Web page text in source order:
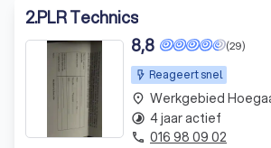
2.PLR Technics
Reageert snel
(29)
8,8
place Werkgebied
timelapse 4 jaar actief
phone 016 98 09 02